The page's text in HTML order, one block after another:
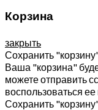
Корзина
закрыть
Сохранить
Ваша "корзина"
можете отправить
воспользоваться ее
Сохранить